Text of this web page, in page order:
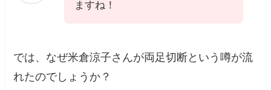
ますね！
では、なぜ米倉涼子さんが両足切断という噂が流
れたのでしょうか？